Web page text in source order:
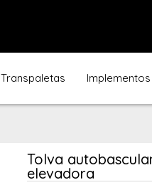
Transpaletas
Tolva
elevadora